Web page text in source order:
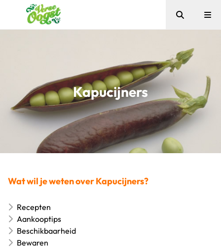
Verse Oogst
Zoeken
Kapucijners
Wat wil je weten over Kapucijners?
Recepten
Aankooptips
Beschikbaarheid
Bewaren